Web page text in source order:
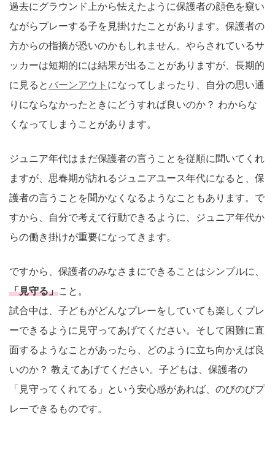
過去にグラウンド上から怯えたように保護者の顔色を窺い
ながらプレーする子を見掛けたことがあります。保護者の
方からの指摘が恐いのかもしれません。やらされているサ
ッカーは短期的には結果が出ることがありますが、長期的
に見るとバーンアウト になってしまったり、自分の思い通
りにならなかったときにどうすれば良いのか？ わからな
くなってしまうことがあります。
ジュニア年代はまだ保護者の言うことを従順に聞いてくれ
ますが、思春期が訪れるジュニアユース年代になると、保
護者の言うことを聞かなくなるようなこともあります。で
すから、自分で考えて行動できるように、ジュニア年代か
らの働き掛けが重要になってきます。
ですから、保護者のみなさまにできることはシンプルに、
「見守る」こと。
試合中は、子どもがどんなプレーをしていても楽しくプレ
ーできるように見守ってあげてください。そして困難に直
面するようなことがあったら、どのように立ち向かえば良
いのか？ 教えてあげてください。子どもは、保護者の
「見守ってくれてる」という安心感があれば、のびのびプ
レーできるものです。